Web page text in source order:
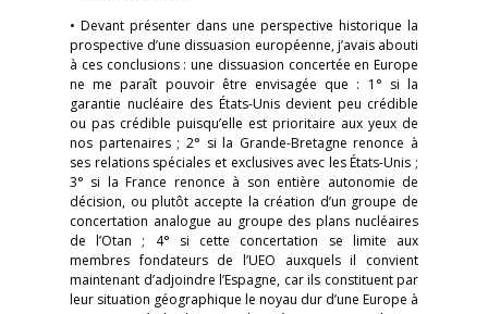
• Devant présenter dans une perspective historique la
prospective d’une dissuasion européenne, j’avais abouti
à ces conclusions : une dissuasion concertée en Europe
ne me paraît pouvoir être envisagée que : 1° si la
garantie nucléaire des États-Unis devient peu crédible
ou pas crédible puisqu’elle est prioritaire aux yeux de
nos partenaires ; 2° si la Grande-Bretagne renonce à
ses relations spéciales et exclusives avec les États-Unis ;
3° si la France renonce à son entière autonomie de
décision, ou plutôt accepte la création d’un groupe de
concertation analogue au groupe des plans nucléaires
de l’Otan ; 4° si cette concertation se limite aux
membres fondateurs de l’UEO auxquels il convient
maintenant d’adjoindre l’Espagne, car ils constituent par
leur situation géographique le noyau dur d’une Europe à